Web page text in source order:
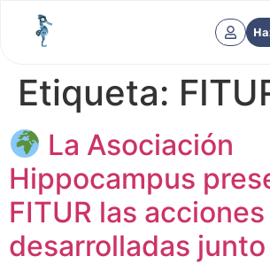
Etiqueta:
La Asociación
Hippocampus
FITUR las acciones
desarrolladas junto